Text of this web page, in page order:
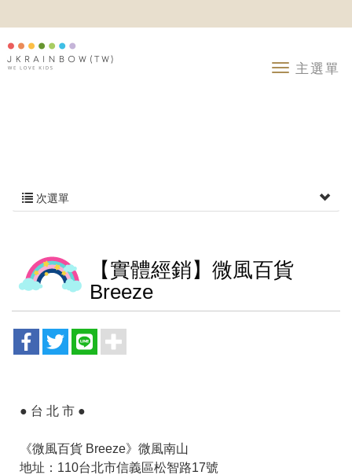
次選單
【實體經銷】微風百貨
Breeze
● 台 北 市 ●
《微風百貨 Breeze》微風南山
地址：110台北市信義區松智路17號